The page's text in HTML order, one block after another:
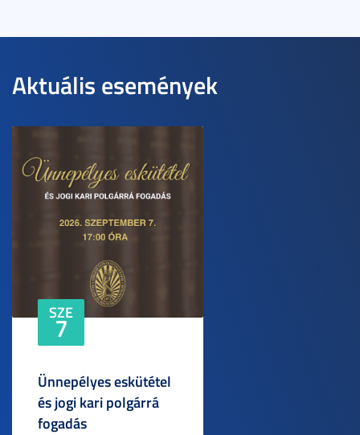
Aktuális események
SZE
7
Ünnepélyes eskütétel
és jogi kari polgárrá
fogadás